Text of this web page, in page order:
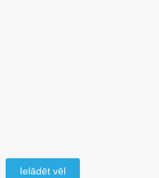
Ielādēt vēl